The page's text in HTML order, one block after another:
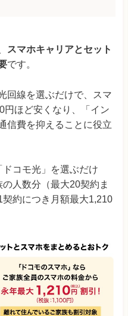
スマホキャリアとセット
です。
回線を選ぶだけで、スマ
円ほど安くなり、「イン
信費を抑えることに役立
コモ光」を選ぶだけ
人数分（最大20契約ま
約につき月額最大1,210